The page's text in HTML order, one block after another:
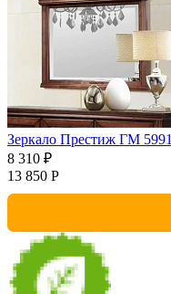
Зеркало Престиж ГМ
8 310 ₽
13 850 Р